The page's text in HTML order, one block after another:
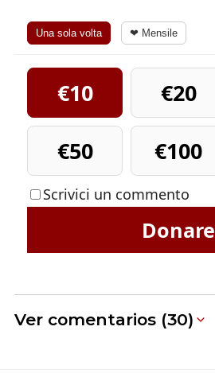
Una sola volta ❤ Mensile
€10 €20
€50
€100
Scrivici un commento
Donare
Ver comentarios (30)